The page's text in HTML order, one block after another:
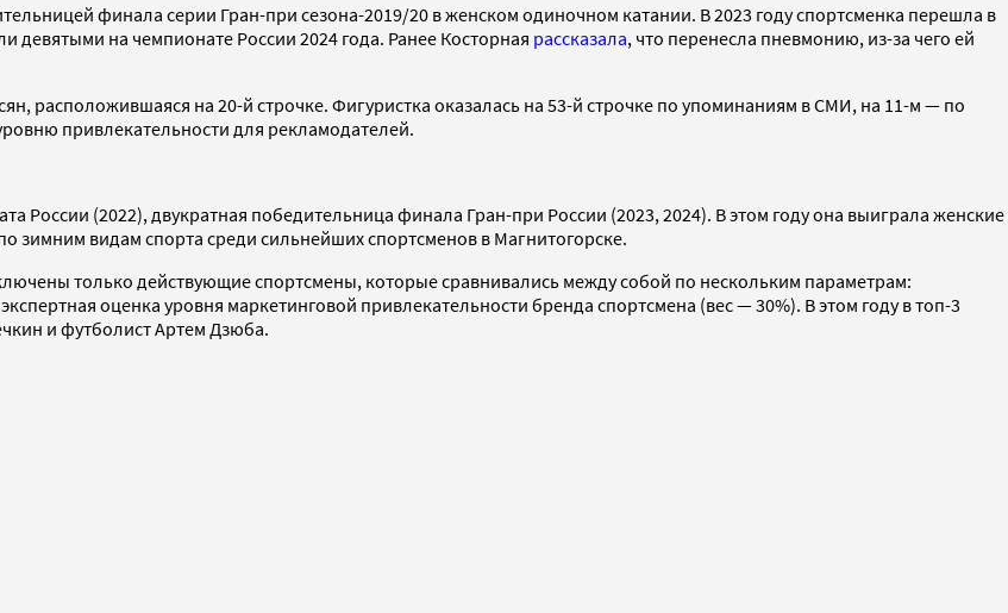
финала серии Гран-при сезона-2019/20 в женском одиночном катании. В 2023 году спортсменка перешла в
девятыми на чемпионате России 2024 года. Ранее Косторная рассказала, что перенесла пневмонию, из-за чего ей
расположившаяся на 20-й строчке. Фигуристка оказалась на 53-й строчке по упоминаниям в СМИ, на 11-м — по
привлекательности для рекламодателей.
России (2022), двукратная победительница финала Гран-при России (2023, 2024). В этом году она выиграла женские
зимним видам спорта среди сильнейших спортсменов в Магнитогорске.
только действующие спортсмены, которые сравнивались между собой по нескольким параметрам:
оценка уровня маркетинговой привлекательности бренда спортсмена (вес — 30%). В этом году в топ-3
и футболист Артем Дзюба.